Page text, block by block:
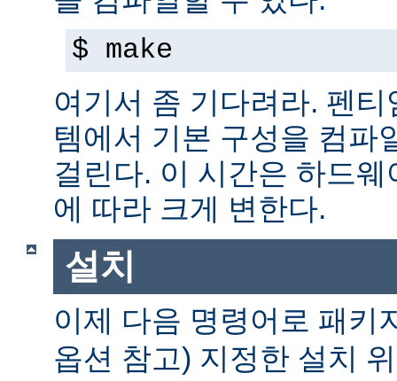
$ make
여기서 좀 기다려라. 펜
템에서 기본 구성을 컴파
걸린다. 이 시간은 하드
에 따라 크게 변한다.
설치
이제 다음 명령어로 패키
옵션 참고) 지정한 설치